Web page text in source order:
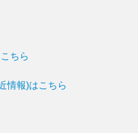
ちら
情報)はこちら